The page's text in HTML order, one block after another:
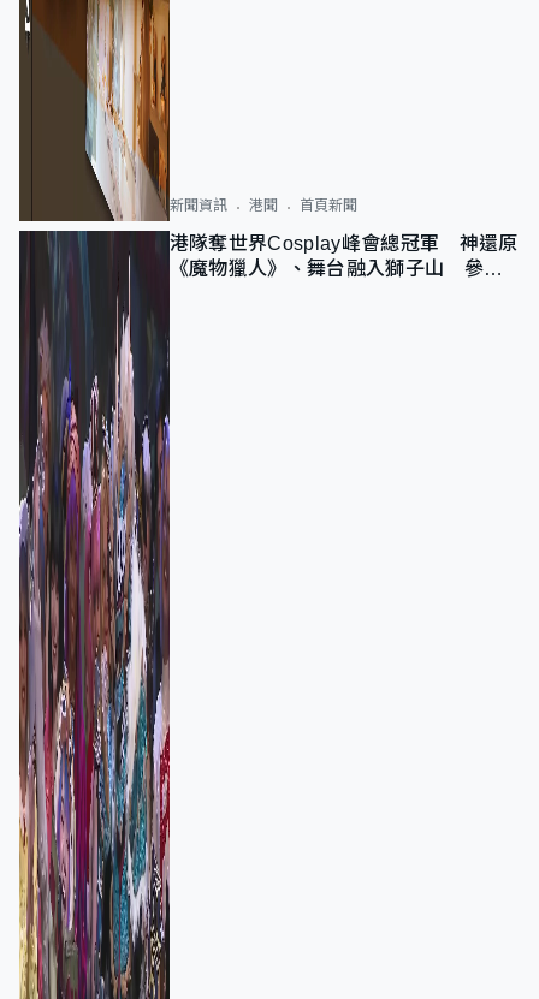
新聞資訊 港聞 首頁新聞
港隊奪世界Cosplay峰會總冠軍 神還原
《魔物獵人》、舞台融入獅子山 參賽